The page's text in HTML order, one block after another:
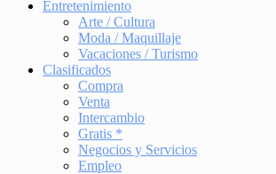
Entretenimiento
Arte / Cultura
Moda / Maquillaje
Vacaciones / Turismo
Clasificados
Compra
Venta
Intercambio
Gratis *
Negocios y Servicios
Empleo